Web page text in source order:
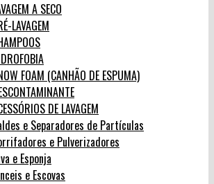
A SECO
LAVAGEM
FOAM (CANHÃO DE ESPUMA)
DE LAVAGEM
e Separadores de Partículas
e Pulverizadores
e Esponja
e Escovas